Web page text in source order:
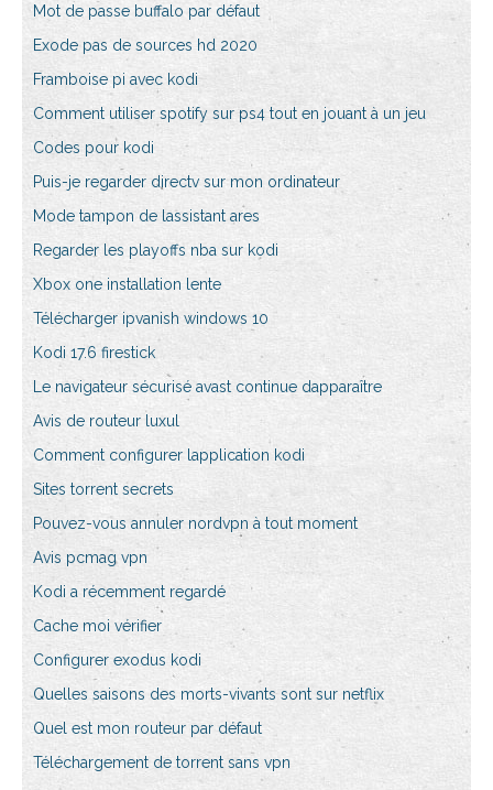
Mot de passe buffalo par défaut
Exode pas de sources hd 2020
Framboise pi avec kodi
Comment utiliser spotify sur ps4 tout en jouant à un jeu
Codes pour kodi
Puis-je regarder directv sur mon ordinateur
Mode tampon de lassistant ares
Regarder les playoffs nba sur kodi
Xbox one installation lente
Télécharger ipvanish windows 10
Kodi 17.6 firestick
Le navigateur sécurisé avast continue dapparaître
Avis de routeur luxul
Comment configurer lapplication kodi
Sites torrent secrets
Pouvez-vous annuler nordvpn à tout moment
Avis pcmag vpn
Kodi a récemment regardé
Cache moi vérifier
Configurer exodus kodi
Quelles saisons des morts-vivants sont sur netflix
Quel est mon routeur par défaut
Téléchargement de torrent sans vpn